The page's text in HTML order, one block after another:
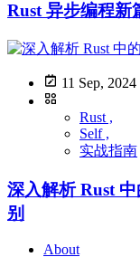
Rust 异步编程新
11 Sep, 2024
Rust ,
Self ,
实战指南
深入解析 Rust
别
About